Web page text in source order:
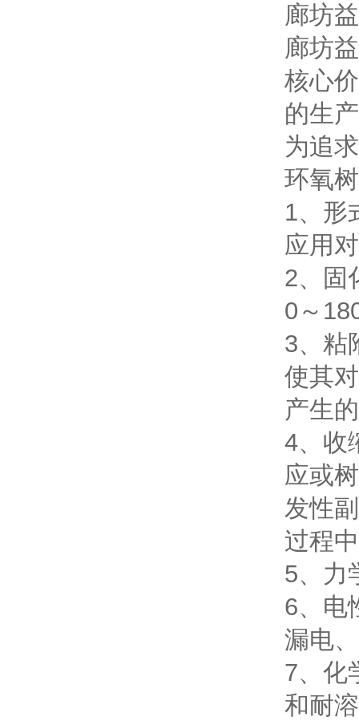
廊坊
廊坊
核心
的生
为追
环氧
1、形
应用
2、固
0～
3、粘
使其
产生
4、收
应或
发性
过程
5、力
6、电
漏电
7、化
和耐